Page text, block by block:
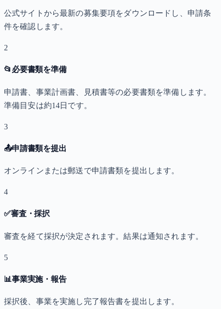
公式サイトから最新の募集要項をダウンロードし、申請条
件を確認します。
2
📂 必要書類を準備
申請書、事業計画書、見積書等の必要書類を準備します。
準備目安は約14日です。
3
📤申請書類を提出
オンラインまたは郵送で申請書類を提出します。
4
✅審査・採択
審査を経て採択が決定されます。結果は通知されます。
5
📊事業実施・報告
採択後、事業を実施し完了報告書を提出します。